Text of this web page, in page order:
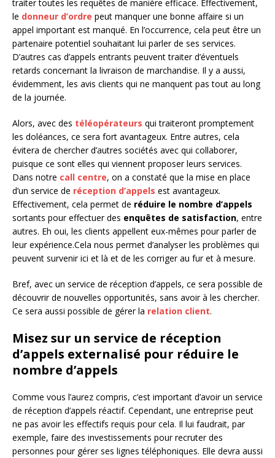
traiter toutes les requêtes de manière efficace. Effectivement,
le donneur d’ordre peut manquer une bonne affaire si un
appel important est manqué. En l’occurrence, cela peut être un
partenaire potentiel souhaitant lui parler de ses services.
D’autres cas d’appels entrants peuvent traiter d’éventuels
retards concernant la livraison de marchandise. Il y a aussi,
évidemment, les avis clients qui ne manquent pas tout au long
de la journée.
Alors, avec des téléopérateurs qui traiteront promptement
les doléances, ce sera fort avantageux. Entre autres, cela
évitera de chercher d’autres sociétés avec qui collaborer,
puisque ce sont elles qui viennent proposer leurs services.
Dans notre call centre, on a constaté que la mise en place
d’un service de réception d’appels est avantageux.
Effectivement, cela permet de réduire le nombre d’appels
sortants pour effectuer des enquêtes de satisfaction, entre
autres. Eh oui, les clients appellent eux-mêmes pour parler de
leur expérience.Cela nous permet d’analyser les problèmes qui
peuvent survenir ici et là et de les corriger au fur et à mesure.
Bref, avec un service de réception d’appels, ce sera possible de
découvrir de nouvelles opportunités, sans avoir à les chercher.
Ce sera aussi possible de gérer la relation client.
Misez sur un service de réception
d’appels externalisé pour réduire le
nombre d’appels
Comme vous l’aurez compris, c’est important d’avoir un service
de réception d’appels réactif. Cependant, une entreprise peut
ne pas avoir les effectifs requis pour cela. Il lui faudrait, par
exemple, faire des investissements pour recruter des
personnes pour gérer ses lignes téléphoniques. Elle devra aussi